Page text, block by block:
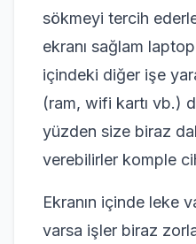
sökmeyi tercih
ekranı sağlam
içindeki diğer işe
(ram, wifi kartı vb.)
yüzden size biraz
verebilirler komple
Ekranın içinde leke
varsa işler biraz